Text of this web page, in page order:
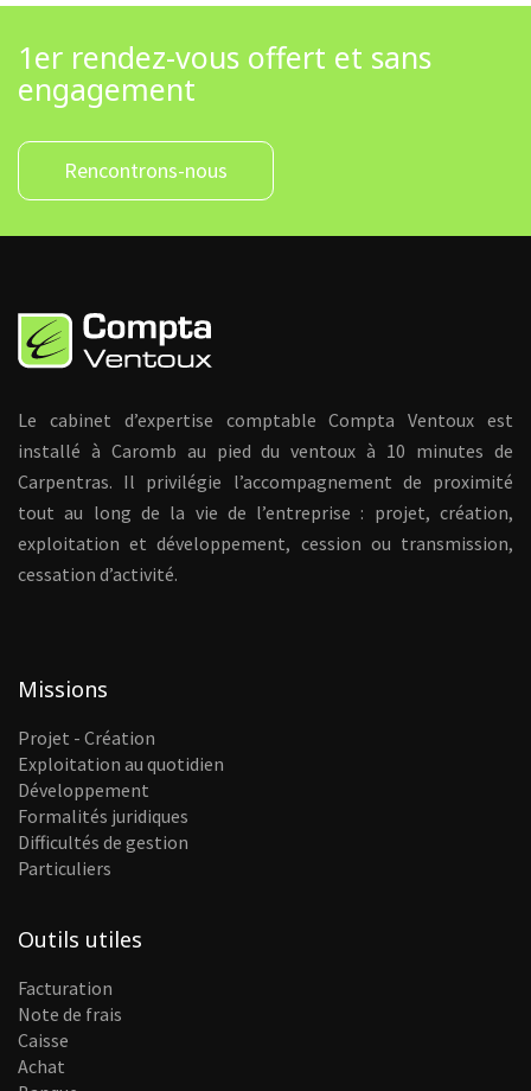
1er rendez-vous offert et sans
engagement
Rencontrons-nous
Le cabinet d’expertise comptable Compta Ventoux est
installé à Caromb au pied du ventoux à 10 minutes de
Carpentras. Il privilégie l’accompagnement de proximité
tout au long de la vie de l’entreprise : projet, création,
exploitation et développement, cession ou transmission,
cessation d’activité.
Missions
Projet - Création
Exploitation au quotidien
Développement
Formalités juridiques
Difficultés de gestion
Particuliers
Outils utiles
Facturation
Note de frais
Caisse
Achat